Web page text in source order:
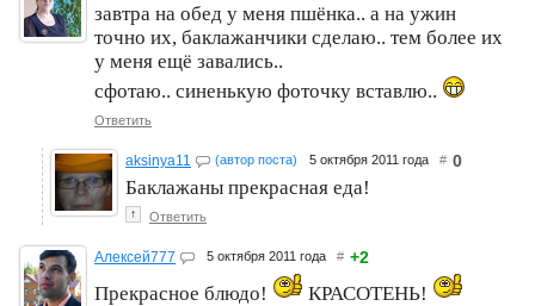
завтра на обед у меня пшёнка.. а на ужин
точно их, баклажанчики сделаю.. тем более их
у меня ещё завались..
сфотаю.. синенькую фоточку вставлю..
Ответить
aksinya11 (автор поста) 5 октября 2011 года # 0
Баклажаны прекрасная еда!
↑ Ответить
Алексей777 5 октября 2011 года # +2
Прекрасное блюдо! КРАСОТЕНЬ!